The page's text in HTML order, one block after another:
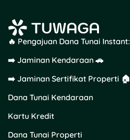
🔥 Pengajuan Dana Tunai Instant:
➡️ Jaminan Kendaraan 🚗
➡️ Jaminan Sertifikat Properti 🏠
Dana Tunai Kendaraan
Kartu Kredit
Dana Tunai Properti